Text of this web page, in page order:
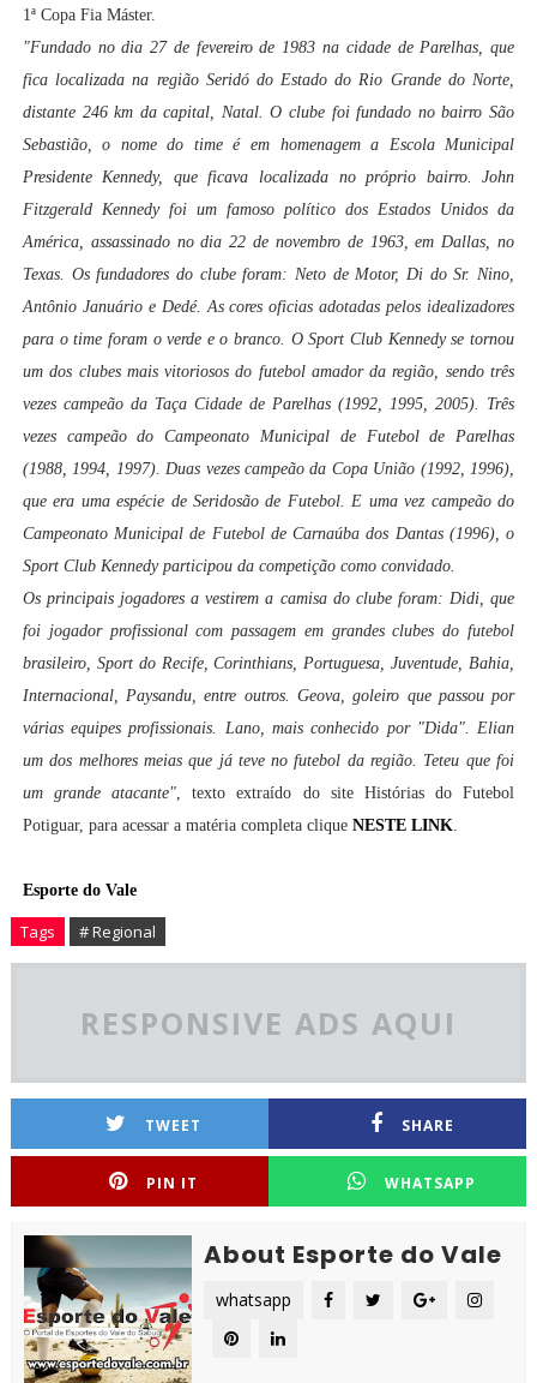
1ª Copa Fia Máster.
"Fundado no dia 27 de fevereiro de 1983 na cidade de Parelhas, que
fica localizada na região Seridó do Estado do Rio Grande do Norte,
distante 246 km da capital, Natal. O clube foi fundado no bairro São
Sebastião, o nome do time é em homenagem a Escola Municipal
Presidente Kennedy, que ficava localizada no próprio bairro. John
Fitzgerald Kennedy foi um famoso político dos Estados Unidos da
América, assassinado no dia 22 de novembro de 1963, em Dallas, no
Texas. Os fundadores do clube foram: Neto de Motor, Di do Sr. Nino,
Antônio Januário e Dedé. As cores oficias adotadas pelos idealizadores
para o time foram o verde e o branco. O Sport Club Kennedy se tornou
um dos clubes mais vitoriosos do futebol amador da região, sendo três
vezes campeão da Taça Cidade de Parelhas (1992, 1995, 2005). Três
vezes campeão do Campeonato Municipal de Futebol de Parelhas
(1988, 1994, 1997). Duas vezes campeão da Copa União (1992, 1996),
que era uma espécie de Seridosão de Futebol. E uma vez campeão do
Campeonato Municipal de Futebol de Carnaúba dos Dantas (1996), o
Sport Club Kennedy participou da competição como convidado.
Os principais jogadores a vestirem a camisa do clube foram: Didi, que
foi jogador profissional com passagem em grandes clubes do futebol
brasileiro, Sport do Recife, Corinthians, Portuguesa, Juventude, Bahia,
Internacional, Paysandu, entre outros. Geova, goleiro que passou por
várias equipes profissionais. Lano, mais conhecido por "Dida". Elian
um dos melhores meias que já teve no futebol da região. Teteu que foi
um grande atacante", texto extraído do site Histórias do Futebol
Potiguar, para acessar a matéria completa clique NESTE LINK.
Esporte do Vale
Tags # Regional
RESPONSIVE ADS AQUI
TWEET SHARE
PIN IT WHATSAPP
About Esporte do Vale
whatsapp